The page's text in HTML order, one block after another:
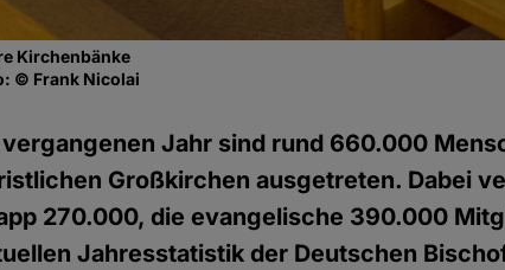
Kirchenbänke
© Frank Nicolai
Jahr sind rund 660.000
Großkirchen ausgetreten. Dabei
270.000, die evangelische 390.000
Jahresstatistik der Deutschen